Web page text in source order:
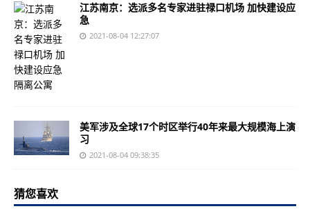
江苏南京：选派多名专家进驻禄口机场 加快建设应
急
2021-08-04 12:27:07
美军涉及全球17个时区举行40年来最大规模海上演
习
2021-08-04 09:38:35
猜您喜欢